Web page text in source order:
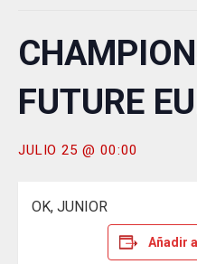
FUTURE
JULIO 25 @ 00:00
OK, JUNIOR
Añadir